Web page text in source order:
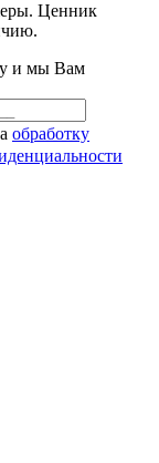
Ценник
и мы Вам
обработку